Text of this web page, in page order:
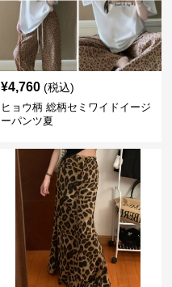
¥4,760 (税込)
ヒョウ柄 総柄セミワイドイージ
ーパンツ夏